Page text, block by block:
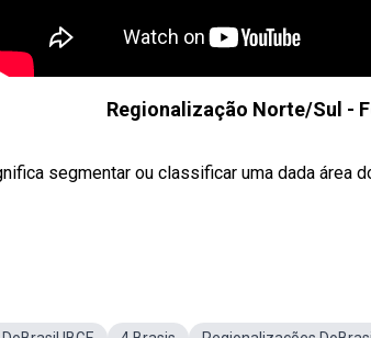
Regionalização Norte/Sul -
segmentar ou classificar uma dada área